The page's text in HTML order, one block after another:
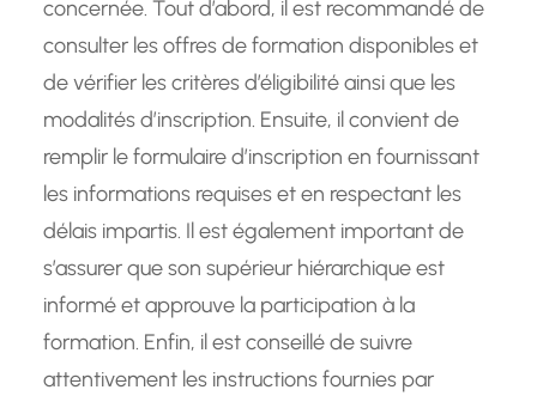
concernée. Tout d’abord, il est recommandé de
consulter les offres de formation disponibles et
de vérifier les critères d’éligibilité ainsi que les
modalités d’inscription. Ensuite, il convient de
remplir le formulaire d’inscription en fournissant
les informations requises et en respectant les
délais impartis. Il est également important de
s’assurer que son supérieur hiérarchique est
informé et approuve la participation à la
formation. Enfin, il est conseillé de suivre
attentivement les instructions fournies par